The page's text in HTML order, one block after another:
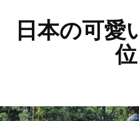
日本の可愛
位